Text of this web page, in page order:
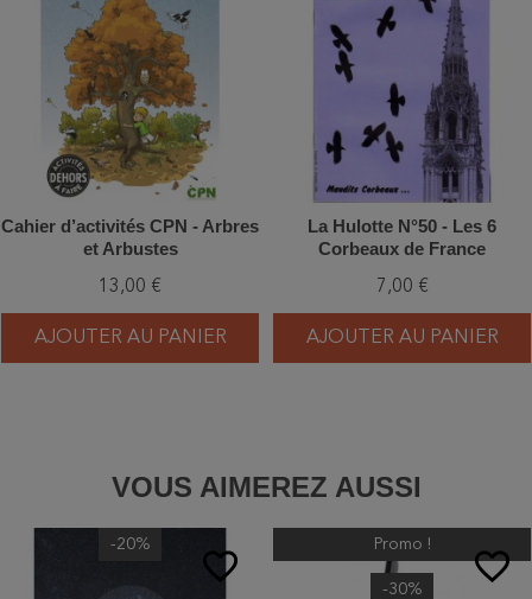
Cahier d’activités CPN - Arbres
et Arbustes
13,00 €
AJOUTER AU PANIER
La Hulotte N°50 - Les 6
Corbeaux de France
7,00 €
AJOUTER AU PANIER
VOUS AIMEREZ AUSSI
favorite_border
-20%
favorite_border
Promo !
-30%